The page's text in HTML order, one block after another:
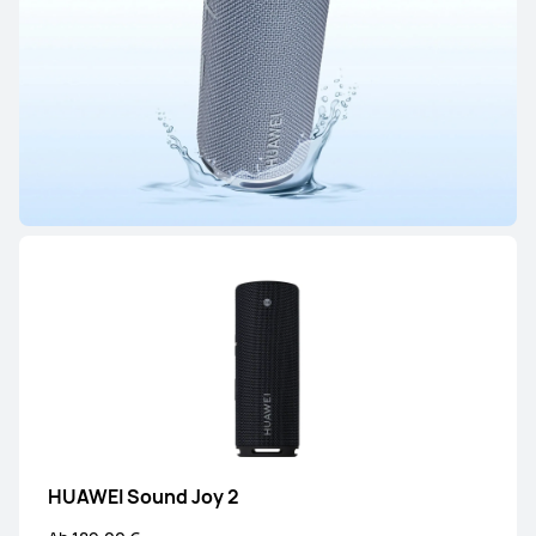
HUAWEI Sound Joy 2
HUAWEI FreeBuds SE 3
Ab 39,99 € UVP
Mehr erfahren
HUAWEI FreeBuds SE 2